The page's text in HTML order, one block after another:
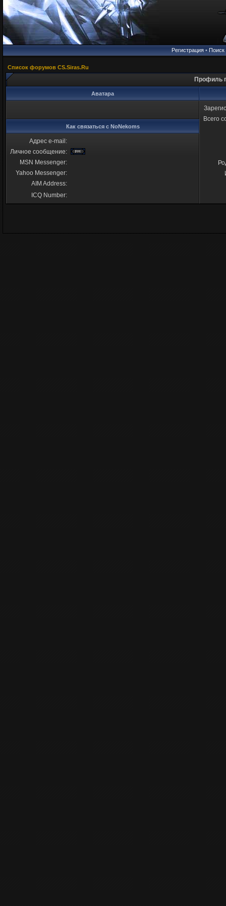
Регистрация• Поиск
Список форумов CS.Siras.Ru
Профиль
Аватара
Всего
Как связаться с NoNekoms
Адрес e-mail:
Личное сообщение:
MSN Messenger:
Yahoo Messenger:
AIM Address:
ICQ Number: